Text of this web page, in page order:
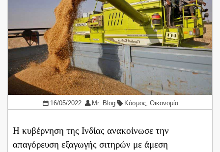
16/05/2022 Mr. Blog Κόσμος ,Οικονομία
Η κυβέρνηση της Ινδίας ανακοίνωσε την
απαγόρευση εξαγωγής σιτηρών με άμεση